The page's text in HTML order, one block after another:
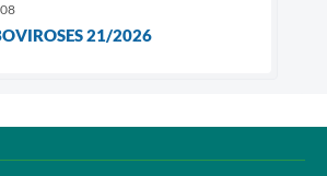
21/2026